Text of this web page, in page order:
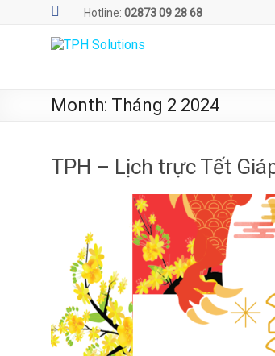
Hotline: 02873 09 28 68
TPH
Solutions
SOLUTIONS
phòng
nghiệm
TPH.LabIMS
Month: Tháng 2 2024
TPH – Lịch trực Tết